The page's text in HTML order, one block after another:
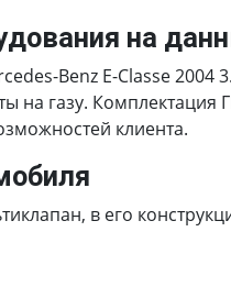
на
Benz E-Сlasse 2004
на газу.
клиента.
в его